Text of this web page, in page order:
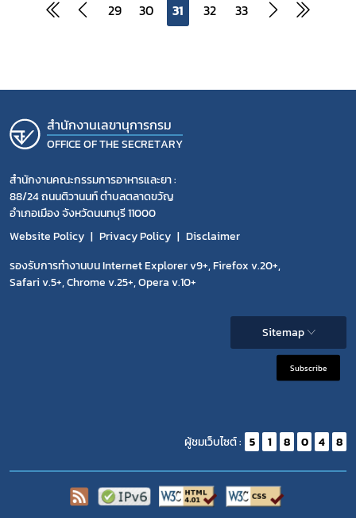
29 30 31 32 33
สํานักงานเลขานุการกรม
OFFICE OF THE SECRETARY
สำนักงานคณะกรรมการอาหารและยา :
88/24 ถนนติวานนท์ ตำบลตลาดขวัญ
อำเภอเมือง จังหวัดนนทบุรี 11000
Website Policy
Privacy Policy
Disclaimer
รองรับการทำงานบน Internet Explorer v9+, Firefox v.20+,
Safari v.5+, Chrome v.25+, Opera v.10+
Sitemap
Subscribe
ผู้ชมเว็บไซต์ : 5 1 8 0 4 8